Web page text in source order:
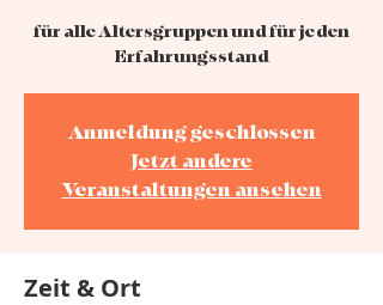
für alle Altersgruppen und für jeden
Erfahrungsstand
Anmeldung geschlossen
Jetzt andere
Veranstaltungen ansehen
Zeit & Ort